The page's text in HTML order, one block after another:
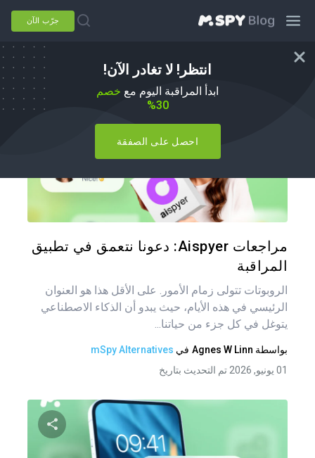
جرّب الآن
انتظر! لا تغادر الآن!
ابدأ المراقبة اليوم مع خصم
30%
احصل على الصفقة
بدائل mSpy
مراجعات Aispyer: دعونا نتعمق في تطبيق
المراقبة
الروبوتات تتولى زمام الأمور. على الأقل هذا هو العنوان
الرئيسي في هذه الأيام، حيث يبدو أن الذكاء الاصطناعي
يتوغل في كل جزء من حياتنا...
بواسطة Agnes W Linn في mSpy Alternatives
01 يونيو, 2026 تم التحديث بتاريخ